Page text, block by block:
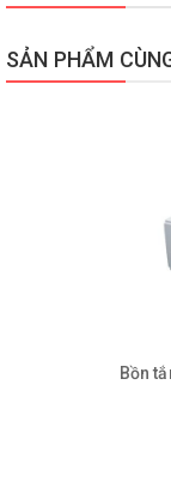
SẢN PHẨM
Bồn